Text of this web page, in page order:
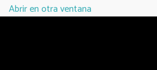
Abrir en otra ventana